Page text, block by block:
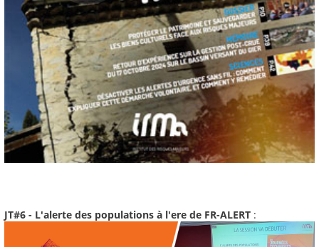
JT#6 - L'alerte des populations à l'ere de FR-ALERT :